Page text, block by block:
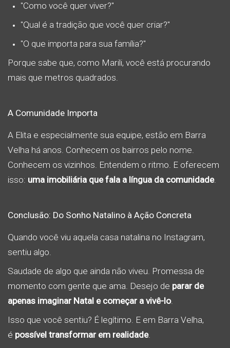
"Como você quer viver?"
"Qual é a tradição que você quer criar?"
"O que importa para sua família?"
Porque sabe que, como Marili, você está procurando
mais que metros quadrados.
A Comunidade Importa
A Elita e especialmente sua equipe, estão em Barra
Velha há anos. Conhecem os bairros pelo nome.
Conhecem os vizinhos. Entendem o ritmo. E oferecem
isso: uma imobiliária que fala a língua da comunidade.
Conclusão: Do Sonho Natalino à Ação Concreta
Quando você viu aquela casa natalina no Instagram,
sentiu algo.
Saudade de algo que ainda não viveu. Promessa de
momento com gente que ama. Desejo de parar de
apenas imaginar Natal e começar a vivê-lo.
Isso que você sentiu? É legítimo. E em Barra Velha,
é possível transformar em realidade.